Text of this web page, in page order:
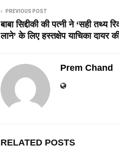
PREVIOUS POST
बाबा सिद्दीकी की पत्नी ने ‘सही तथ्य
लाने’ के लिए हस्तक्षेप याचिका दायर
Prem Chand
RELATED POSTS